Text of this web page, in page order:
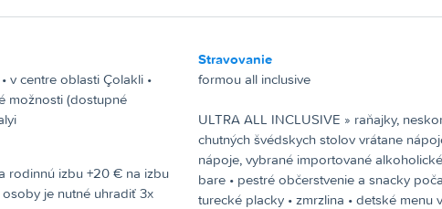
v centre oblasti Çolakli •
možnosti (dostupné
je nutné uhradiť 3x
Stravovanie
formou all inclusive
ULTRA ALL INCLUSIVE » raňajky,
chutných švédskych stolov vrátane
nápoje, vybrané importované
bare • pestré občerstvenie a snacky
turecké placky • zmrzlina • detské menu